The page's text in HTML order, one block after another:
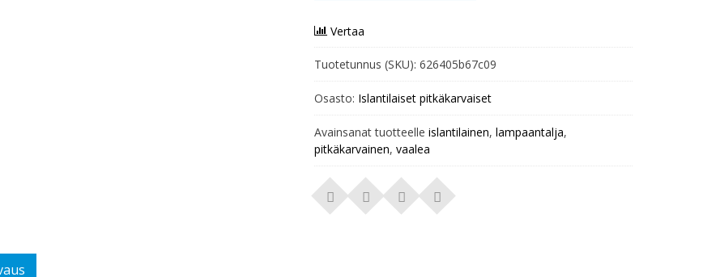
Vertaa
Tuotetunnus (SKU): 626405b67c09
Osasto: Islantilaiset pitkäkarvaiset
Avainsanat tuotteelle islantilainen, lampaantalja,
pitkäkarvainen, vaalea